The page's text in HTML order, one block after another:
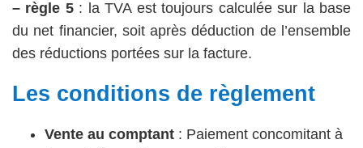
– règle 5: la TVA est toujours calculée sur la base
du net financier, soit après déduction de l’ensemble
des réductions portées sur la facture.
Les conditions de règlement
Vente au comptant : Paiement concomitant à